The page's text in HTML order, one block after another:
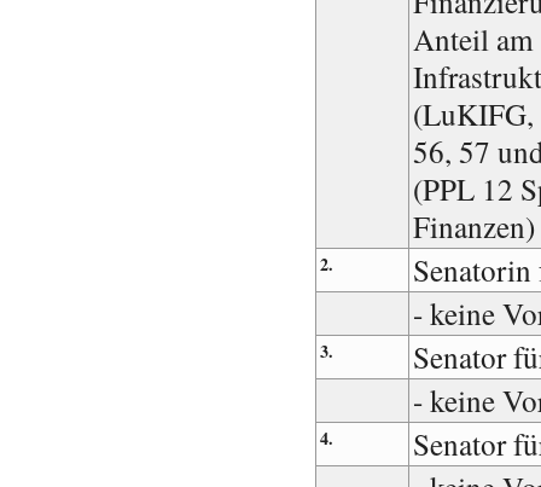
Anteil
(LuKIFG,
56, 57
(PPL 12
Finanzen)
2.
- keine
3.
Senator
- keine
4.
Senator